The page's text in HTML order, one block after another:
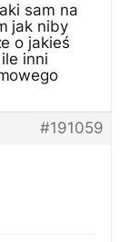
sam na
jak niby
o jakieś
inni
#191059